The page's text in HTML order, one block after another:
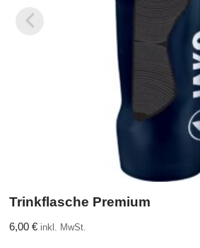
Trinkflasche Premium
6,00 € inkl. MwSt.